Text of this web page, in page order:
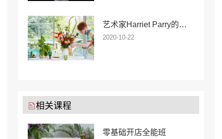
艺术家Harriet Parry的奇妙花卉世界
2020-10-22
相关课程
零基础开店全能班